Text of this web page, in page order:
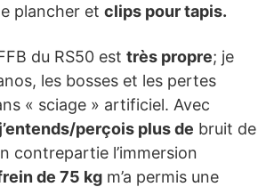
plancher et clips pour tapis.
du RS50 est très propre; je
les bosses et les pertes
« sciage » artificiel. Avec
perçois plus de bruit de
contrepartie l’immersion
de 75 kg m’a permis une